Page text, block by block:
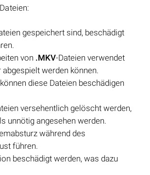
gespeichert sind, beschädigt
von .MKV-Dateien verwendet
werden können.
diese Dateien beschädigen
versehentlich gelöscht werden,
unnötig angesehen werden.
während des
führen.
beschädigt werden, was dazu